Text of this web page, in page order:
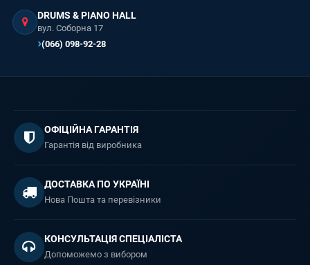
DRUMS & PIANO HALL
вул. Соборна 17
(066) 098-92-28
ОФІЦІЙНА ГАРАНТІЯ
Гарантія від виробника
ДОСТАВКА ПО УКРАЇНІ
Нова Пошта та перевізники
КОНСУЛЬТАЦІЯ СПЕЦІАЛІСТА
Допоможемо з вибором